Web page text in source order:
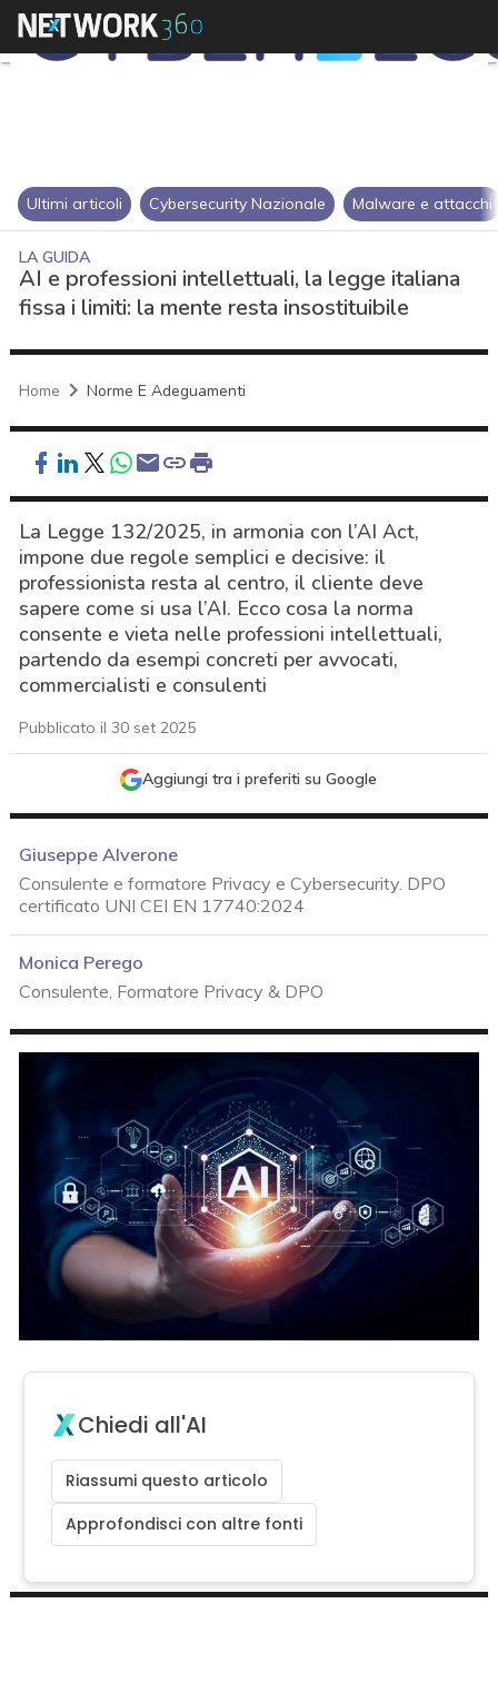
Ultimi articoli Cybersecurity Nazionale Malware e attacchi
LA GUIDA
AI e professioni intellettuali, la legge italiana
fissa i limiti: la mente resta insostituibile
Home Norme E Adeguamenti
La Legge 132/2025, in armonia con l’AI Act,
impone due regole semplici e decisive: il
professionista resta al centro, il cliente deve
sapere come si usa l’AI. Ecco cosa la norma
consente e vieta nelle professioni intellettuali,
partendo da esempi concreti per avvocati,
commercialisti e consulenti
Pubblicato il 30 set 2025
Aggiungi tra i preferiti su Google
Giuseppe Alverone
Consulente e formatore Privacy e Cybersecurity. DPO
certificato UNI CEI EN 17740:2024
Monica Perego
Consulente, Formatore Privacy & DPO
Chiedi all'AI
Riassumi questo articolo
Approfondisci con altre fonti